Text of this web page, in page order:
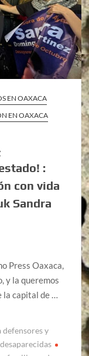
EN OAXACA
EN OAXACA
:
con vida
Sandra
Press Oaxaca,
y la queremos
la capital de …
defensores y
desaparecidas